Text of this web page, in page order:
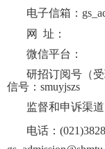
电子信箱：
网
址：
微信平台：
研招订阅号（
信号： smuyjszs
监督和申诉渠道
电话：